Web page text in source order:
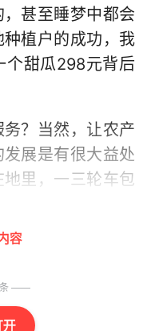
甚至睡梦中都会
植户的成功，我
个甜瓜298元背后
？当然，让农产
展是有很大益处
里，一三轮车包
要好。但是，我
是经济，更是服
百姓吃啥？老百
生产的时候，既
容
——